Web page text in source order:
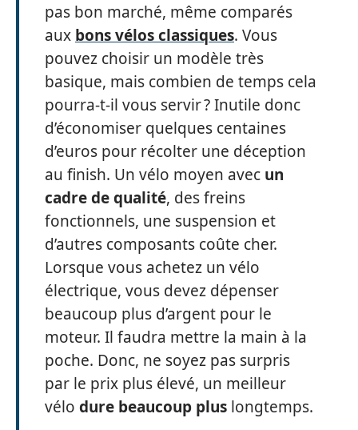
pas bon marché, même comparés
aux bons vélos classiques. Vous
pouvez choisir un modèle très
basique, mais combien de temps cela
pourra-t-il vous servir ? Inutile donc
d’économiser quelques centaines
d’euros pour récolter une déception
au finish. Un vélo moyen avec un
cadre de qualité, des freins
fonctionnels, une suspension et
d’autres composants coûte cher.
Lorsque vous achetez un vélo
électrique, vous devez dépenser
beaucoup plus d’argent pour le
moteur. Il faudra mettre la main à la
poche. Donc, ne soyez pas surpris
par le prix plus élevé, un meilleur
vélo dure beaucoup plus longtemps.